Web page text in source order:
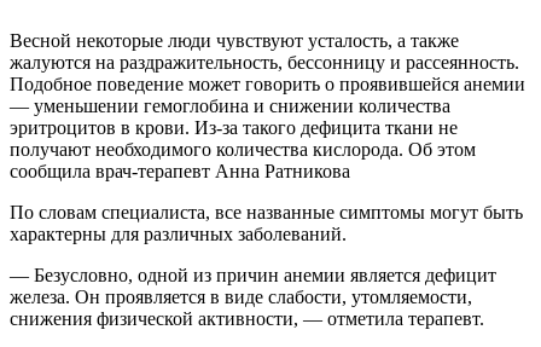
Весной некоторые люди чувствуют усталость, а также
жалуются на раздражительность, бессонницу и рассеянность.
Подобное поведение может говорить о проявившейся анемии
— уменьшении гемоглобина и снижении количества
эритроцитов в крови. Из-за такого дефицита ткани не
получают необходимого количества кислорода. Об этом
сообщила врач-терапевт Анна Ратникова
По словам специалиста, все названные симптомы могут быть
характерны для различных заболеваний.
— Безусловно, одной из причин анемии является дефицит
железа. Он проявляется в виде слабости, утомляемости,
снижения физической активности, — отметила терапевт.